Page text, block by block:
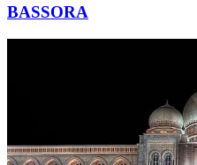
BASSORA